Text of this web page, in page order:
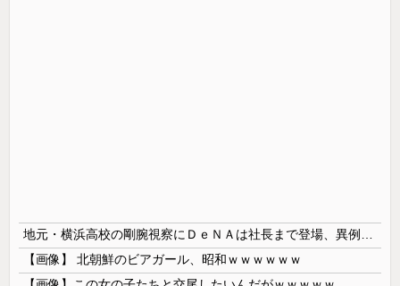
【画像】 北朝鮮のビアガール、昭和ｗｗｗｗｗｗ